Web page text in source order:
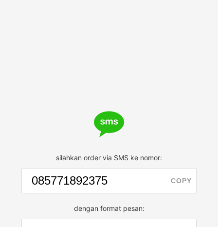
silahkan order via SMS ke nomor:
COPY
dengan format pesan: